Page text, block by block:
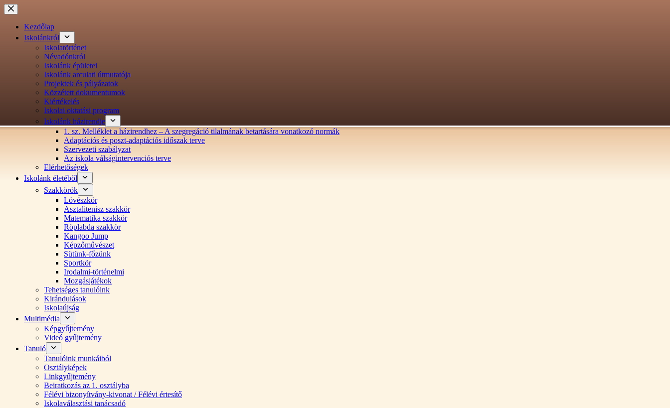
Ugrás
a
tartalomraKezdőlap
Iskolánkról
Iskolatörténet
Névadónkról
Iskolánk épületei
Iskolánk arculati útmutatója
Projektek és pályázatok
Közzétett dokumentumok
Kiértékelés
Iskolai oktatási program
Iskolánk házirendje
1. sz. Melléklet a házirendhez – A szegregáció tilalmának betartására vonatkozó normák
Adaptációs és poszt-adaptációs időszak terve
Szervezeti szabályzat
Az iskola válságintervenciós terve
Elérhetőségek
Iskolánk életéből
Szakkörök
Lövészkör
Asztalitenisz szakkör
Matematika szakkör
Röplabda szakkör
Kangoo Jump
Képzőművészet
Sütünk-főzünk
Sportkör
Irodalmi-történelmi
Mozgásjátékok
Tehetséges tanulóink
Kirándulások
Iskolaújság
Multimédia
Képgyűjtemény
Videó gyűjtemény
Tanuló
Tanulóink munkáiból
Osztályképek
Linkgyűjtemény
Beiratkozás az 1. osztályba
Félévi bizonyítvány-kivonat / Félévi értesítő
Iskolaválasztási tanácsadó